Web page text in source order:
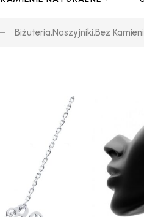
Biżuteria,Naszyjniki,Bez Kamieni